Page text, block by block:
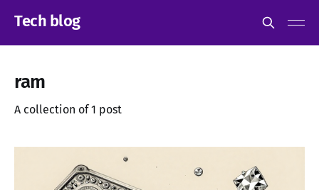
Tech blog
ram
A collection of 1 post